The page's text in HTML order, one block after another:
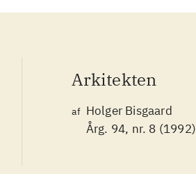
Arkitekten
af Holger Bisgaard
Årg. 94, nr. 8 (1992)